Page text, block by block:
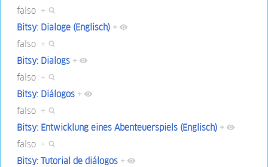
falso +
Bitsy: Dialoge (Englisch) +
falso +
Bitsy: Dialogs +
falso +
Bitsy: Diálogos +
falso +
Bitsy: Entwicklung eines Abenteuerspiels (Englisch) +
falso +
Bitsy: Tutorial de diálogos +